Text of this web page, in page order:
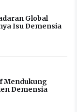
Global
Isu Demensia
Mendukung
Demensia